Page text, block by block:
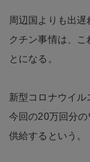
周辺国よりも出
クチン事情は、こ
とになる。
新型コロナウイ
今回の20万回分
供給するという。